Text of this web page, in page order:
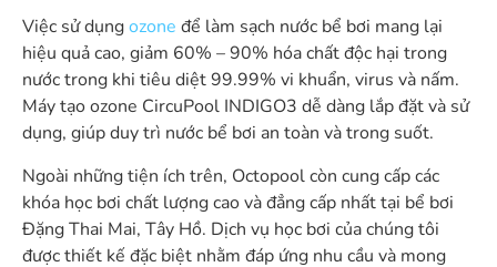
Việc sử dụngozone để làm sạch nước bể bơi mang lại
hiệu quả cao, giảm 60% – 90% hóa chất độc hại trong
nước trong khi tiêu diệt 99.99% vi khuẩn, virus và nấm.
Máy tạo ozone CircuPool INDIGO3 dễ dàng lắp đặt và sử
dụng, giúp duy trì nước bể bơi an toàn và trong suốt.
Ngoài những tiện ích trên, Octopool còn cung cấp các
khóa học bơi chất lượng cao và đẳng cấp nhất tại bể bơi
Đặng Thai Mai, Tây Hồ. Dịch vụ học bơi của chúng tôi
được thiết kế đặc biệt nhằm đáp ứng nhu cầu và mong